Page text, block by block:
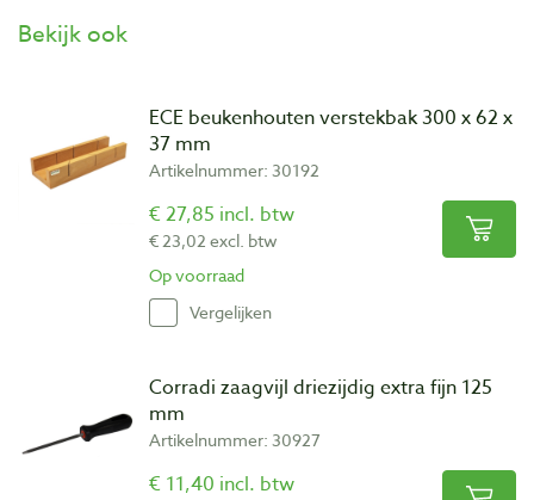
Bekijk ook
ECE beukenhouten verstekbak 300 x 62 x
37 mm
Artikelnummer: 30192
€ 27,85 incl. btw
€ 23,02 excl. btw
Op voorraad
Vergelijken
Corradi zaagvijl driezijdig extra fijn 125
mm
Artikelnummer: 30927
€ 11,40 incl. btw